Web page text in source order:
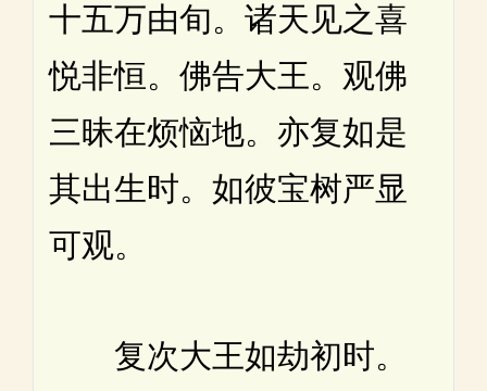
十五万由旬。诸天见之喜
悦非恒。佛告大王。观佛
三昧在烦恼地。亦复如是
其出生时。如彼宝树严显
可观。
复次大王如劫初时。